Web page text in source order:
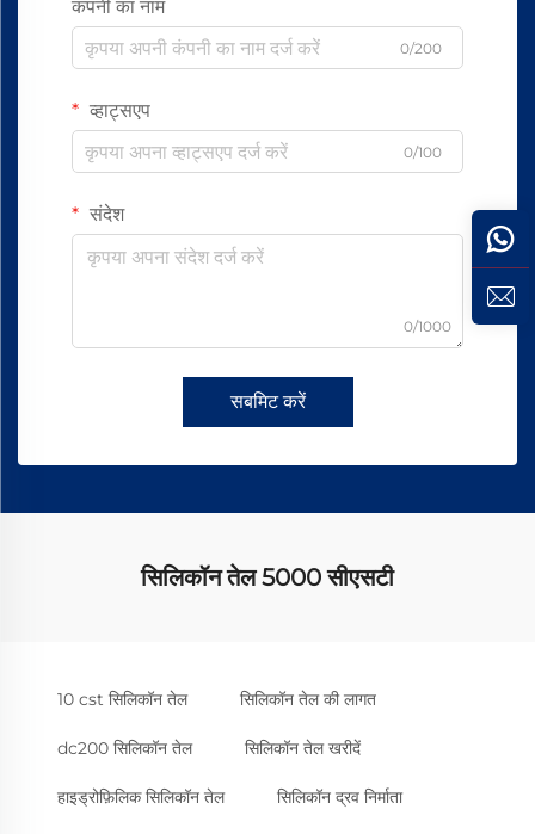
कंपनी का नाम
0/200
व्हाट्सएप
0/100
संदेश
0/1000
सबमिट करें
सिलिकॉन तेल 5000 सीएसटी
10 cst सिलिकॉन तेल सिलिकॉन तेल की लागत
dc200 सिलिकॉन तेल सिलिकॉन तेल खरीदें
हाइड्रोफ़िलिक सिलिकॉन तेल सिलिकॉन द्रव निर्माता